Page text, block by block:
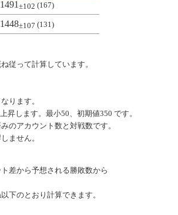
1491±102 (167)
1448±107 (131)
従って計算しています。
ります。
昇します。最小50、初期値350 です。
のアカウント数と対戦数です。
ません。
差から予想される勝敗数から
下のとおり計算できます。